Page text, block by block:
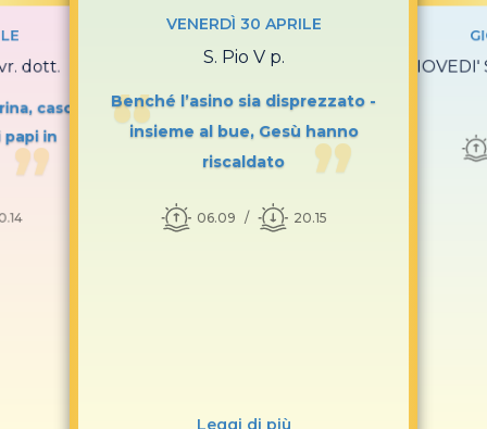
dott.
caso
in
VENERDÌ 30 APRILE
S. Pio V p.
Benché l’asino sia disprezzato -
insieme al bue, Gesù hanno
riscaldato
06.09 20.15
Leggi di più